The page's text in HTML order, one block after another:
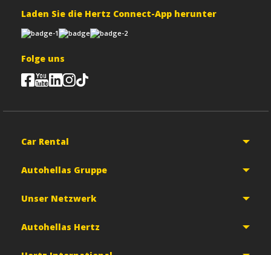
Laden Sie die Hertz Connect-App herunter
Folge uns
Car Rental
Autohellas Gruppe
Unser Netzwerk
Autohellas Hertz